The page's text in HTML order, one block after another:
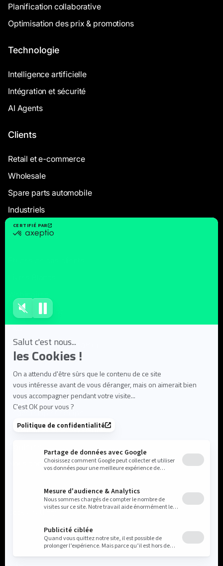
Planification collaborative
Optimisation des prix & promotions
Technologie
Intelligence artificielle
Intégration et sécurité
AI Agents
Clients
Retail et e-commerce
Wholesale
Spare parts automobile
Industriels
Ressources
Articles de blog
Documentation utilisateur
À propos
Notre mission
Leadership et équipe
Partenaires et écosystème
Nous contacter
Mentions légales
© 2025 Flowlity. Tous droits réservés